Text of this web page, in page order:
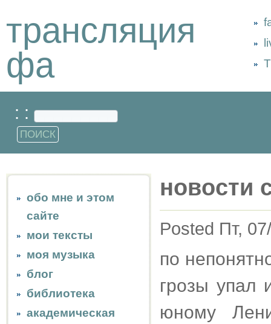
трансляция
фа
: :
обо мне и этом
сайте
мои тексты
моя музыка
блог
библиотека
академическая
новости
Posted Пт,
по
грозы упал
юному